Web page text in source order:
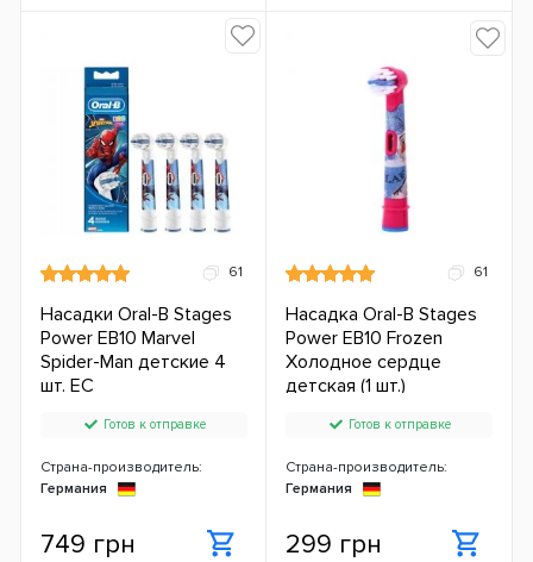
61
Насадки Oral-B Stages
Power EB10 Marvel
Spider-Man детские 4
шт. ЕС
Готов к отправке
Страна-производитель:
Германия
749 грн
61
Насадка Oral-B Stages
Power EB10 Frozen
Холодное сердце
детская (1 шт.)
Готов к отправке
Страна-производитель:
Германия
299 грн